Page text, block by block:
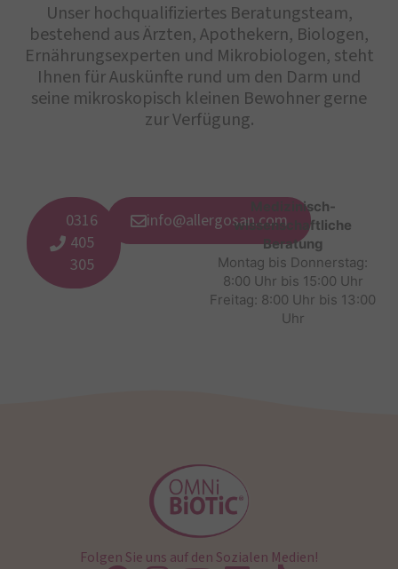
Unser hochqualifiziertes Beratungsteam,
bestehend aus Ärzten, Apothekern, Biologen,
Ernährungsexperten und Mikrobiologen, steht
Ihnen für Auskünfte rund um den Darm und
seine mikroskopisch kleinen Bewohner gerne
zur Verfügung.
0316
405
305
info@allergosan.com
Medizinisch-
wissenschaftliche
Beratung
Montag bis Donnerstag:
8:00 Uhr bis 15:00 Uhr
Freitag: 8:00 Uhr bis 13:00
Uhr
Folgen Sie uns auf den Sozialen Medien!